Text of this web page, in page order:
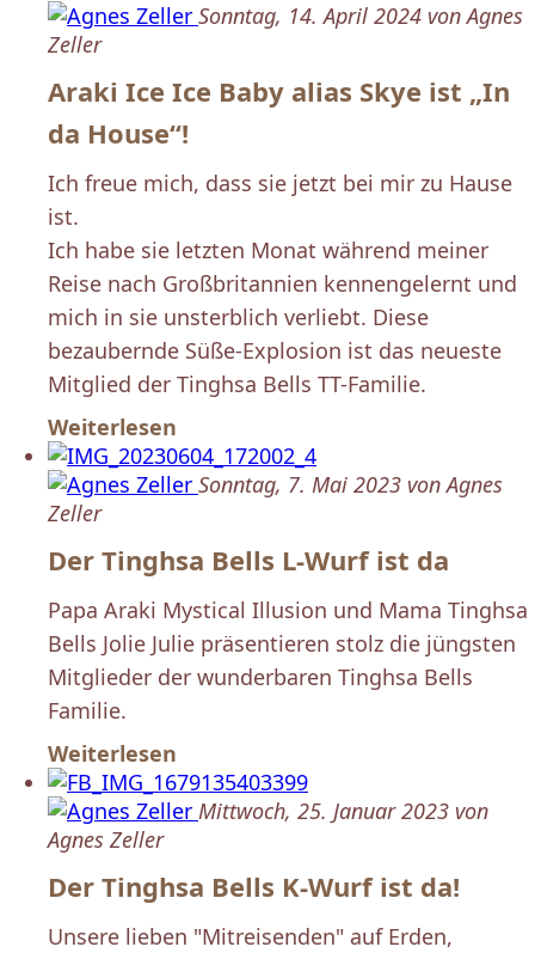
Sonntag, 14. April 2024 von Agnes
Zeller
Araki Ice Ice Baby alias Skye ist „In
da House“!
Ich freue mich, dass sie jetzt bei mir zu Hause
ist.
Ich habe sie letzten Monat während meiner
Reise nach Großbritannien kennengelernt und
mich in sie unsterblich verliebt. Diese
bezaubernde Süße-Explosion ist das neueste
Mitglied der Tinghsa Bells TT-Familie.
Weiterlesen
Sonntag, 7. Mai 2023 von Agnes
Zeller
Der Tinghsa Bells L-Wurf ist da
Papa Araki Mystical Illusion und Mama Tinghsa
Bells Jolie Julie präsentieren stolz die jüngsten
Mitglieder der wunderbaren Tinghsa Bells
Familie.
Weiterlesen
Mittwoch, 25. Januar 2023 von
Agnes Zeller
Der Tinghsa Bells K-Wurf ist da!
Unsere lieben "Mitreisenden" auf Erden,